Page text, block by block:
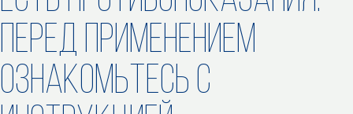
ПЕРЕД ПРИМЕНЕНИЕМ
ОЗНАКОМЬТЕСЬ С